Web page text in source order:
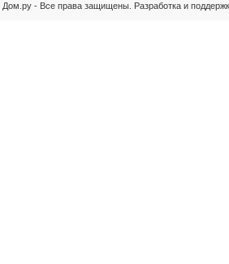
- Все права защищены. Разработка и